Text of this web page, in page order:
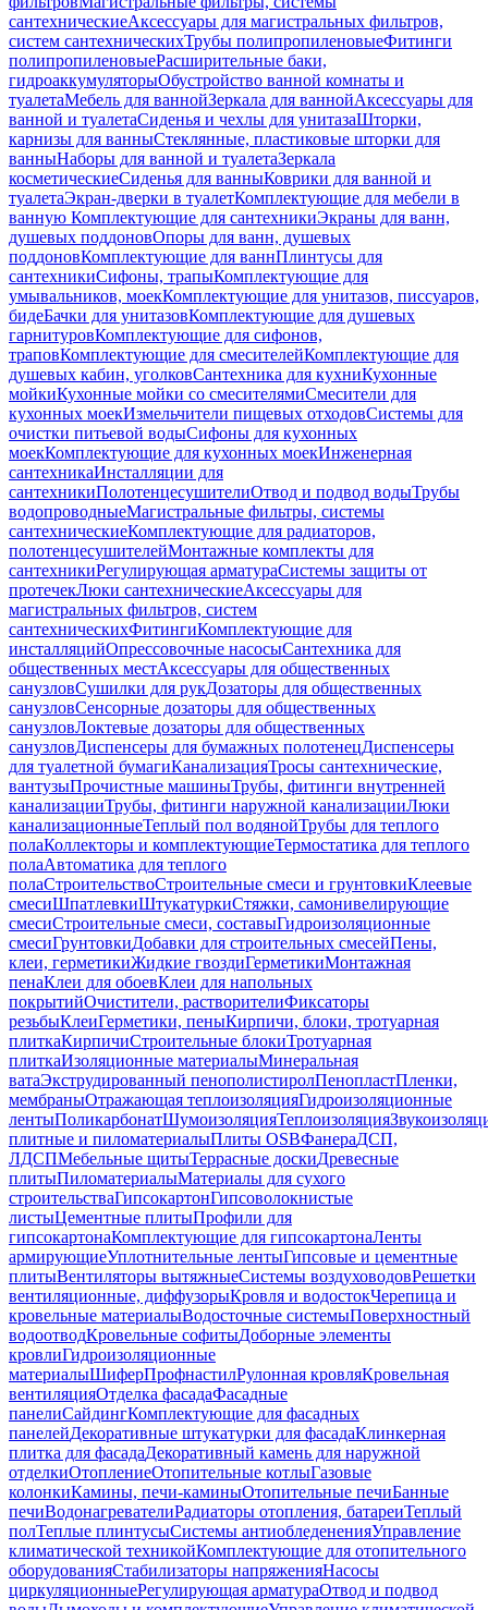
сантехническиеАксессуары для магистральных фильтров,
систем сантехническихТрубы полипропиленовыеФитинги
полипропиленовыеРасширительные баки,
гидроаккумуляторыОбустройство ванной комнаты и
туалетаМебель для ваннойЗеркала для ваннойАксессуары для
ванной и туалетаСиденья и чехлы для унитазаШторки,
карнизы для ванныСтеклянные, пластиковые шторки для
ванныНаборы для ванной и туалетаЗеркала
косметическиеСиденья для ванныКоврики для ванной и
туалетаЭкран-дверки в туалетКомплектующие для мебели в
ванную Комплектующие для сантехникиЭкраны для ванн,
душевых поддоновОпоры для ванн, душевых
поддоновКомплектующие для ваннПлинтусы для
сантехникиСифоны, трапыКомплектующие для
умывальников, моекКомплектующие для унитазов, писсуаров,
бидеБачки для унитазовКомплектующие для душевых
гарнитуровКомплектующие для сифонов,
траповКомплектующие для смесителейКомплектующие для
душевых кабин, уголковСантехника для кухниКухонные
мойкиКухонные мойки со смесителямиСмесители для
кухонных моекИзмельчители пищевых отходовСистемы для
очистки питьевой водыСифоны для кухонных
моекКомплектующие для кухонных моекИнженерная
сантехникаИнсталляции для
сантехникиПолотенцесушителиОтвод и подвод водыТрубы
водопроводныеМагистральные фильтры, системы
сантехническиеКомплектующие для радиаторов,
полотенцесушителейМонтажные комплекты для
сантехникиРегулирующая арматураСистемы защиты от
протечекЛюки сантехническиеАксессуары для
магистральных фильтров, систем
сантехническихФитингиКомплектующие для
инсталляцийОпрессовочные насосыСантехника для
общественных местАксессуары для общественных
санузловСушилки для рукДозаторы для общественных
санузловСенсорные дозаторы для общественных
санузловЛоктевые дозаторы для общественных
санузловДиспенсеры для бумажных полотенецДиспенсеры
для туалетной бумагиКанализацияТросы сантехнические,
вантузыПрочистные машиныТрубы, фитинги внутренней
канализацииТрубы, фитинги наружной канализацииЛюки
канализационныеТеплый пол водянойТрубы для теплого
полаКоллекторы и комплектующиеТермостатика для теплого
полаАвтоматика для теплого
полаСтроительствоСтроительные смеси и грунтовкиКлеевые
смесиШпатлевкиШтукатуркиСтяжки, самонивелирующие
смесиСтроительные смеси, составыГидроизоляционные
смесиГрунтовкиДобавки для строительных смесейПены,
клеи, герметикиЖидкие гвоздиГерметикиМонтажная
пенаКлеи для обоевКлеи для напольных
покрытийОчистители, растворителиФиксаторы
резьбыКлеиГерметики, пеныКирпичи, блоки, тротуарная
плиткаКирпичиСтроительные блокиТротуарная
плиткаИзоляционные материалыМинеральная
ватаЭкструдированный пенополистиролПенопластПленки,
мембраныОтражающая теплоизоляцияГидроизоляционные
лентыПоликарбонатШумоизоляцияТеплоизоляция
плитные и пиломатериалыПлиты OSBФанераДСП,
ЛДСПМебельные щитыТеррасные доскиДревесные
плитыПиломатериалыМатериалы для сухого
строительстваГипсокартонГипсоволокнистые
листыЦементные плитыПрофили для
гипсокартонаКомплектующие для гипсокартонаЛенты
армирующиеУплотнительные лентыГипсовые и цементные
плитыВентиляторы вытяжныеСистемы воздуховодовРешетки
вентиляционные, диффузорыКровля и водостокЧерепица и
кровельные материалыВодосточные системыПоверхностный
водоотводКровельные софитыДоборные элементы
кровлиГидроизоляционные
материалыШиферПрофнастилРулонная кровляКровельная
вентиляцияОтделка фасадаФасадные
панелиСайдингКомплектующие для фасадных
панелейДекоративные штукатурки для фасадаКлинкерная
плитка для фасадаДекоративный камень для наружной
отделкиОтоплениеОтопительные котлыГазовые
колонкиКамины, печи-каминыОтопительные печиБанные
печиВодонагревателиРадиаторы отопления, батареиТеплый
полТеплые плинтусыСистемы антиобледененияУправление
климатической техникойКомплектующие для отопительного
оборудованияСтабилизаторы напряженияНасосы
циркуляционныеРегулирующая арматураОтвод и подвод